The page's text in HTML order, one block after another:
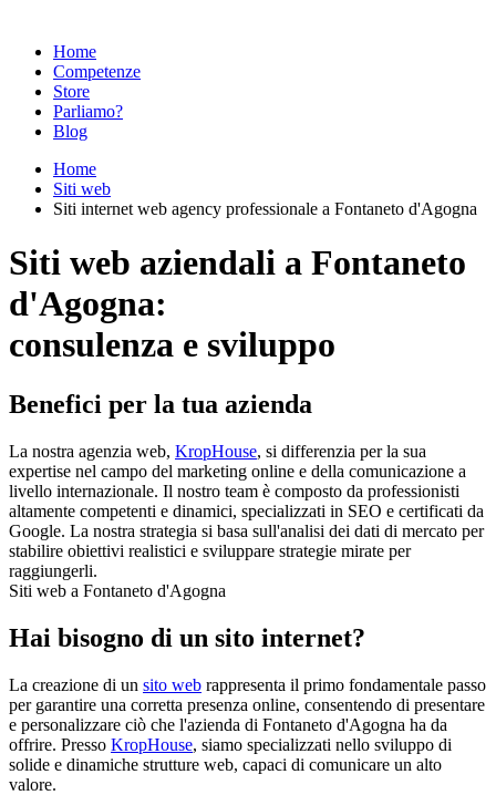
Home
Competenze
Store
Parliamo?
Blog
Home
Siti web
Siti internet web agency professionale a Fontaneto d'Agogna
Siti web aziendali a Fontaneto
d'Agogna:
consulenza e sviluppo
Benefici per la tua azienda
La nostra agenzia web, KropHouse, si differenzia per la sua
expertise nel campo del marketing online e della comunicazione a
livello internazionale. Il nostro team è composto da professionisti
altamente competenti e dinamici, specializzati in SEO e certificati da
Google. La nostra strategia si basa sull'analisi dei dati di mercato per
stabilire obiettivi realistici e sviluppare strategie mirate per
raggiungerli.
Siti web a Fontaneto d'Agogna
Hai bisogno di un sito internet?
La creazione di un sito web rappresenta il primo fondamentale passo
per garantire una corretta presenza online, consentendo di presentare
e personalizzare ciò che l'azienda di Fontaneto d'Agogna ha da
offrire. Presso KropHouse, siamo specializzati nello sviluppo di
solide e dinamiche strutture web, capaci di comunicare un alto
valore.